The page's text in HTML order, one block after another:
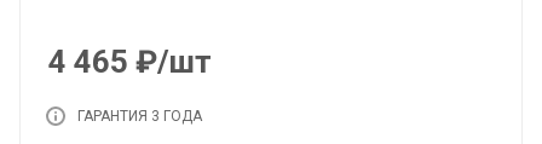
4 465 ₽/шт
ГАРАНТИЯ 3 ГОДА